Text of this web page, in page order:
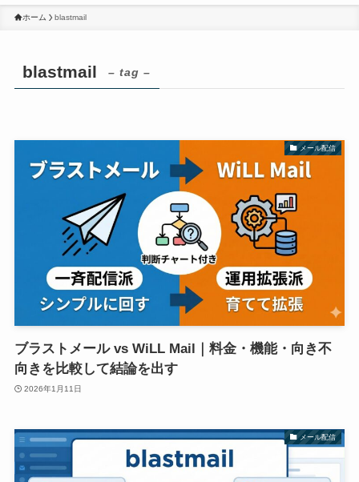
ホーム blastmail
blastmail – tag –
メール配信
ブラストメール vs WiLL Mail｜料金・機能・向き不
向きを比較して結論を出す
2026年1月11日
メール配信